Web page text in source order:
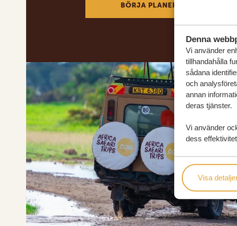
Denna
Vi använder
tillhandahålla
sådana
och
annan
deras tjänster.
Vi använder
dess
Visa
BÖRJA PLANERA DIN